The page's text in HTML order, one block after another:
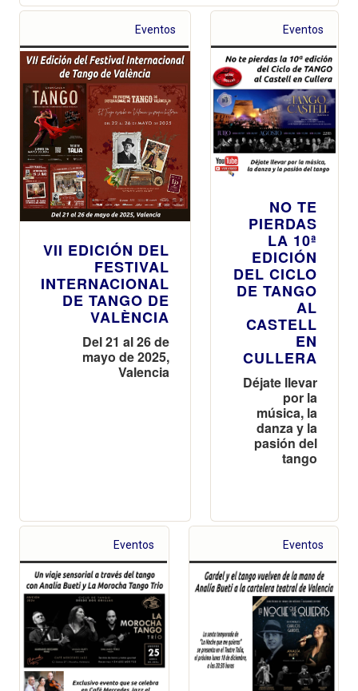
Eventos
VII EDICIÓN DEL
FESTIVAL
INTERNACIONAL
DE TANGO DE
VALÈNCIA
Del 21 al 26 de
mayo de 2025,
Valencia
Eventos
NO TE
PIERDAS
LA 10ª
EDICIÓN
DEL CICLO
DE TANGO
AL
CASTELL
EN
CULLERA
Déjate llevar
por la
música, la
danza y la
pasión del
tango
Eventos Eventos